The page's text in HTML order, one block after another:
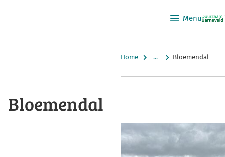
Menu
Home ... Bloemendal
Bloemendal